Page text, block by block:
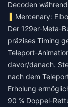
Decoden
Mercenary:
Der 129er-Meta-
präzises Timing
Teleport-
davor/danach.
nach dem
Erholung
90 % Doppel-